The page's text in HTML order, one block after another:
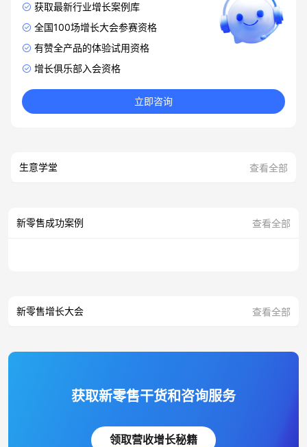
获取最新行业增长案例库
全国100场增长大会参赛资格
有赞全产品的体验试用资格
增长俱乐部入会资格
立即咨询
生意学堂 查看全部
新零售成功案例 查看全部
新零售增长大会 查看全部
获取新零售干货和咨询服务
领取营收增长秘籍